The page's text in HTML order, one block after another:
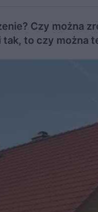
Czy można
to czy można